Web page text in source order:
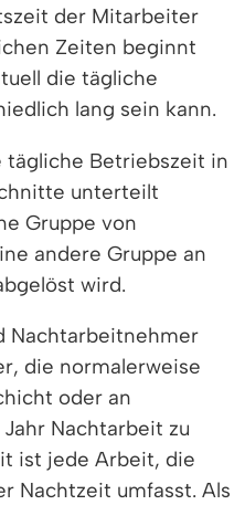
der Mitarbeiter
Zeiten beginnt
die tägliche
lang sein kann.
tägliche Betriebszeit in
unterteilt
Gruppe von
andere Gruppe an
wird.
Nachtarbeitnehmer
die normalerweise
oder an
Nachtarbeit zu
ist jede Arbeit, die
Nachtzeit umfasst. Als